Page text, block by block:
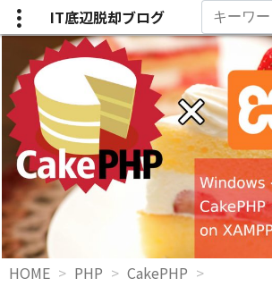
IT底辺脱却ブログ
HOME PHP CakePHP